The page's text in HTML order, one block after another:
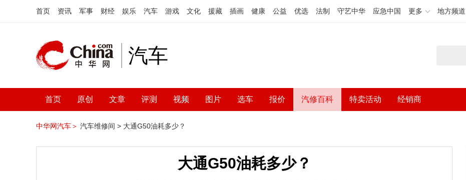
首页 资讯 军事 财经 娱乐 汽车 游戏 文化 援藏 插画 健康 公益 优选 法制 守艺中华 应急中国 更多 地方频道
汽车
首页 原创 文章 评测 视频 图片 选车 报价 汽修百科 特卖活动 经销商
中华网汽车＞ 汽车维修间 > 大通G50油耗多少？
大通G50油耗多少？